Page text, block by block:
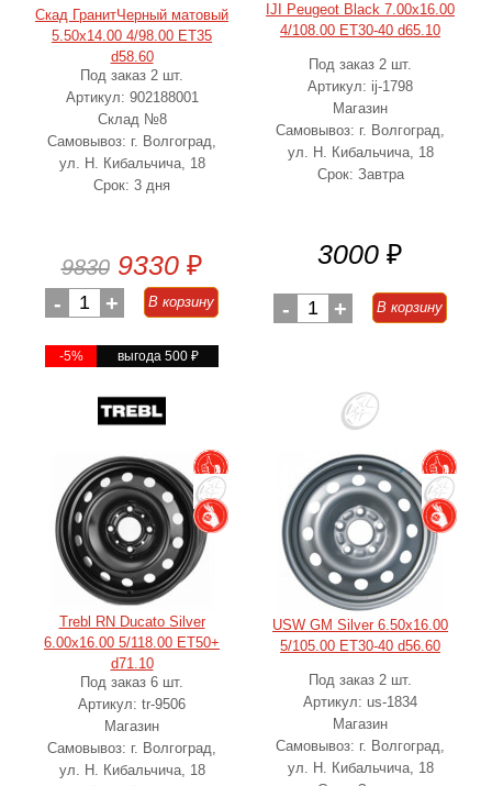
Скад ГранитЧерный матовый
5.50x14.00 4/98.00 ET35
d58.60
Под заказ 2 шт.
Артикул: 902188001
Склад №8
Самовывоз: г. Волгоград,
ул. Н. Кибальчича, 18
Срок: 3 дня
9830 9330 ₽
- 1 + В корзину
-5% выгода 500 ₽
IJI Peugeot Black 7.00x16.00
4/108.00 ET30-40 d65.10
Под заказ 2 шт.
Артикул: ij-1798
Магазин
Самовывоз: г. Волгоград,
ул. Н. Кибальчича, 18
Срок: Завтра
3000 ₽
- 1 + В корзину
Trebl RN Ducato Silver
6.00x16.00 5/118.00 ET50+
d71.10
Под заказ 6 шт.
Артикул: tr-9506
Магазин
Самовывоз: г. Волгоград,
ул. Н. Кибальчича, 18
USW GM Silver 6.50x16.00
5/105.00 ET30-40 d56.60
Под заказ 2 шт.
Артикул: us-1834
Магазин
Самовывоз: г. Волгоград,
ул. Н. Кибальчича, 18